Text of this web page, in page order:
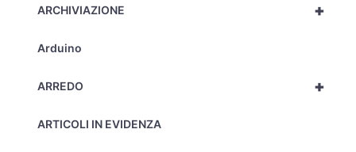
+
ARCHIVIAZIONE
Arduino
+
ARREDO
ARTICOLI IN EVIDENZA